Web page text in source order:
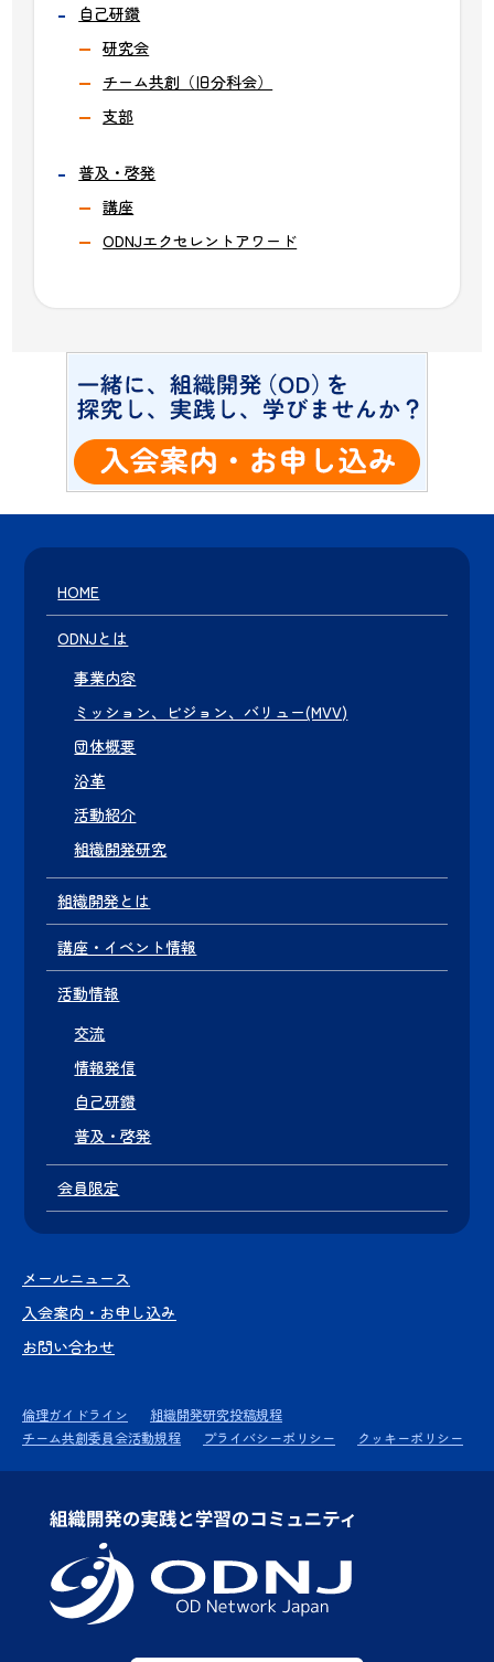
自己研鑽
研究会
チーム共創（旧分科会）
支部
普及・啓発
講座
ODNJエクセレントアワード
HOME
ODNJとは
事業内容
ミッション、ビジョン、バリュー(MVV)
団体概要
沿革
活動紹介
組織開発研究
組織開発とは
講座・イベント情報
活動情報
交流
情報発信
自己研鑽
普及・啓発
会員限定
メールニュース
入会案内・お申し込み
お問い合わせ
倫理ガイドライン
組織開発研究投稿規程
チーム共創委員会活動規程
プライバシーポリシー クッキーポリシー